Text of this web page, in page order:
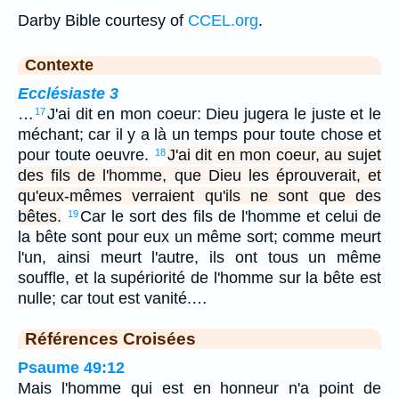
Darby Bible courtesy of CCEL.org.
Contexte
Ecclésiaste 3
… 17J'ai dit en mon coeur: Dieu jugera le juste et le
méchant; car il y a là un temps pour toute chose et
pour toute oeuvre.
18J'ai dit en mon coeur, au sujet
des fils de l'homme, que Dieu les éprouverait, et
qu'eux-mêmes verraient qu'ils ne sont que des
bêtes.
19 Car le sort des fils de l'homme et celui de
la bête sont pour eux un même sort; comme meurt
l'un, ainsi meurt l'autre, ils ont tous un même
souffle, et la supériorité de l'homme sur la bête est
nulle; car tout est vanité.…
Références Croisées
Psaume 49:12
Mais l'homme qui est en honneur n'a point de